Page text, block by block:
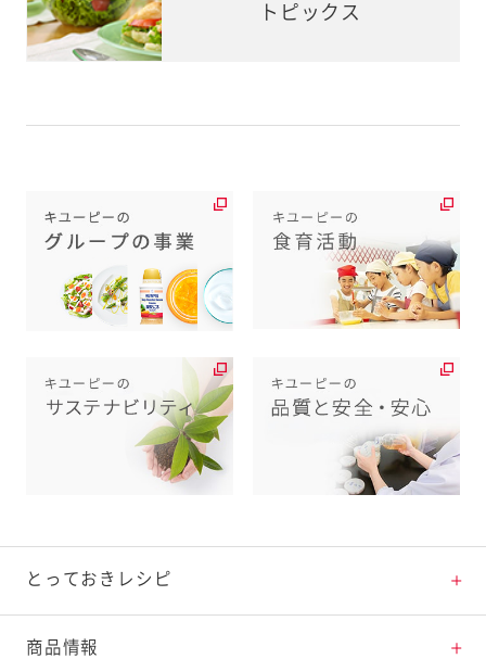
トピックス
とっておきレシピ
とっておきレシピトップ
商品情報